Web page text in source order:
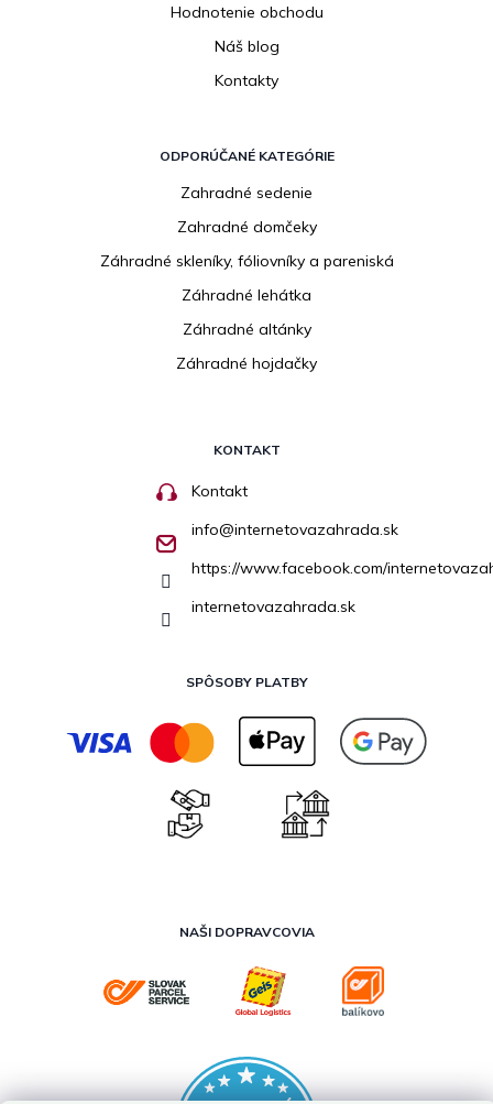
Hodnotenie obchodu
Náš blog
Kontakty
ODPORÚČANÉ KATEGÓRIE
Zahradné sedenie
Zahradné domčeky
Záhradné skleníky, fóliovníky a pareniská
Záhradné lehátka
Záhradné altánky
Záhradné hojdačky
KONTAKT
Kontakt
info@internetovazahrada.sk
https://www.facebook.com/
internetovazahrada.sk
SPÔSOBY PLATBY
NAŠI DOPRAVCOVIA